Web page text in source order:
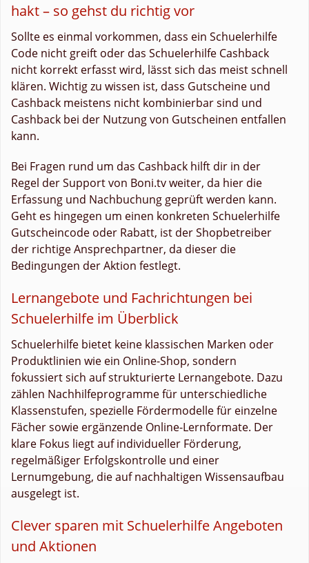
hakt – so gehst du richtig vor
Sollte es einmal vorkommen, dass ein Schuelerhilfe
Code nicht greift oder das Schuelerhilfe Cashback
nicht korrekt erfasst wird, lässt sich das meist schnell
klären. Wichtig zu wissen ist, dass Gutscheine und
Cashback meistens nicht kombinierbar sind und
Cashback bei der Nutzung von Gutscheinen entfallen
kann.
Bei Fragen rund um das Cashback hilft dir in der
Regel der Support von Boni.tv weiter, da hier die
Erfassung und Nachbuchung geprüft werden kann.
Geht es hingegen um einen konkreten Schuelerhilfe
Gutscheincode oder Rabatt, ist der Shopbetreiber
der richtige Ansprechpartner, da dieser die
Bedingungen der Aktion festlegt.
Lernangebote und Fachrichtungen bei
Schuelerhilfe im Überblick
Schuelerhilfe bietet keine klassischen Marken oder
Produktlinien wie ein Online-Shop, sondern
fokussiert sich auf strukturierte Lernangebote. Dazu
zählen Nachhilfeprogramme für unterschiedliche
Klassenstufen, spezielle Fördermodelle für einzelne
Fächer sowie ergänzende Online-Lernformate. Der
klare Fokus liegt auf individueller Förderung,
regelmäßiger Erfolgskontrolle und einer
Lernumgebung, die auf nachhaltigen Wissensaufbau
ausgelegt ist.
Clever sparen mit Schuelerhilfe Angeboten
und Aktionen